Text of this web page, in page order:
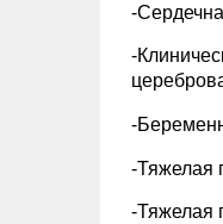
-
-
-
-Тяжелая
-Тяжелая